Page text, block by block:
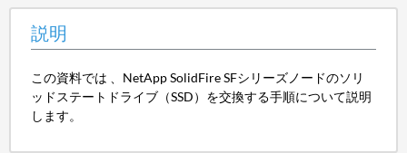
説明
この資料では 、NetApp SolidFire SFシリーズノードのソリ
ッドステートドライブ（SSD）を交換する手順について説明
します。